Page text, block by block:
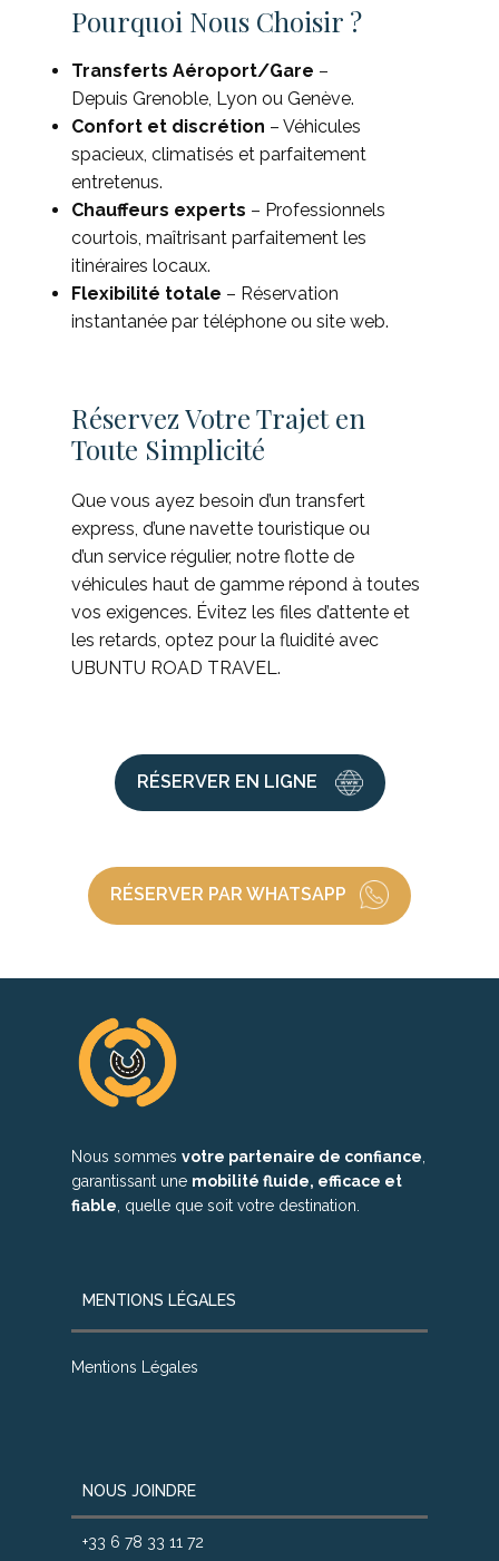
Pourquoi Nous Choisir ?
Transferts Aéroport/Gare – ​​
Depuis Grenoble, Lyon ou Genève.
Confort et discrétion – Véhicules
spacieux, climatisés et parfaitement
entretenus.
Chauffeurs experts – Professionnels
courtois, maîtrisant parfaitement les
itinéraires locaux.
Flexibilité totale – Réservation
instantanée par téléphone ou site web.
Réservez Votre Trajet en
Toute Simplicité
Que vous ayez besoin d’un transfert
express, d’une navette touristique ou
d’un service régulier, notre flotte de
véhicules haut de gamme répond à toutes
vos exigences. Évitez les files d’attente et
les retards, optez pour la fluidité avec
UBUNTU ROAD TRAVEL.
RÉSERVER EN LIGNE
RÉSERVER PAR WHATSAPP
Nous sommes votre partenaire de confiance
garantissant une mobilité fluide, efficace et
fiable , quelle que soit votre destination.
MENTIONS LÉGALES
Mentions Légales
NOUS JOINDRE
+33 6 78 33 11 72